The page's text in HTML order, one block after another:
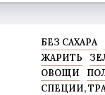
БЕЗ САХАРА
ЖАРИТЬ
ОВОЩИ
СПЕЦИИ,